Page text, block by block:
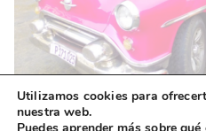
Utilizamos cookies para
nuestra web.